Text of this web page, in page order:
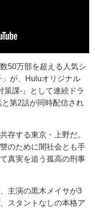
50万部を超える人気シ
が、Huluオリジナル
策課-』として連続ドラ
第2話が同時配信され
存する東京・上野だ。
のために闇社会とも手
真実を追う孤高の刑事
主演の黒木メイサが3
スタントなしの本格ア